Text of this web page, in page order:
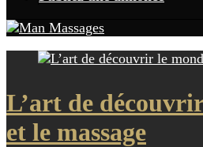
L’art de
et le massage